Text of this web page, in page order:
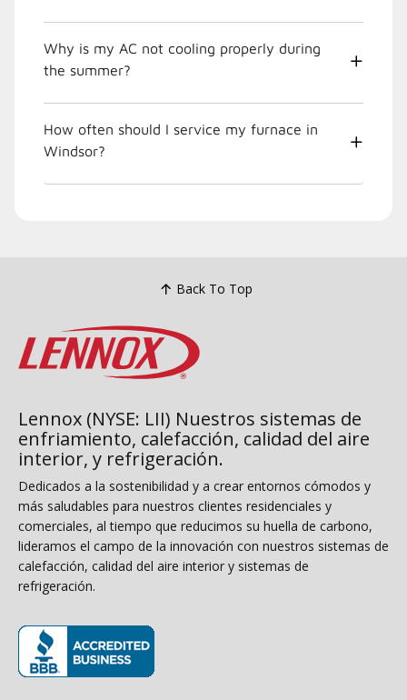
Why is my AC not cooling properly during
the summer?
How often should I service my furnace in
Windsor?
Back To Top
Lennox (NYSE: LII) Nuestros sistemas de
enfriamiento, calefacción, calidad del aire
interior, y refrigeración.
Dedicados a la sostenibilidad y a crear entornos cómodos y
más saludables para nuestros clientes residenciales y
comerciales, al tiempo que reducimos su huella de carbono,
lideramos el campo de la innovación con nuestros sistemas de
calefacción, calidad del aire interior y sistemas de
refrigeración.